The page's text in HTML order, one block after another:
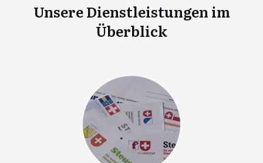
Unsere Dienstleistungen im
Überblick